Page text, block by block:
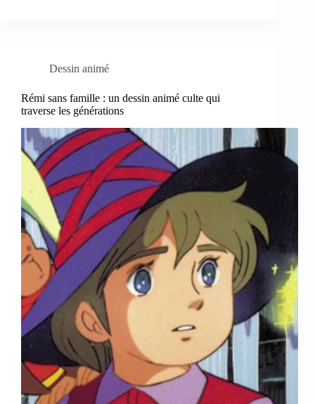
Dessin animé
Rémi sans famille : un dessin animé culte qui
traverse les générations